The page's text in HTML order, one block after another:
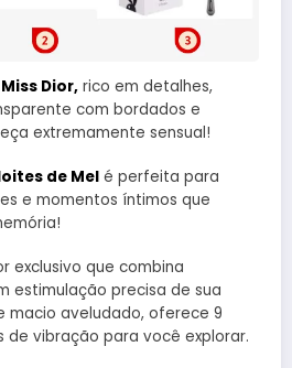
Dior, rico em detalhes,
com bordados e
extremamente sensual!
de Mel é perfeita para
e momentos íntimos que
exclusivo que combina
estimulação precisa de sua
macio aveludado, oferece 9
de vibração para você explorar.